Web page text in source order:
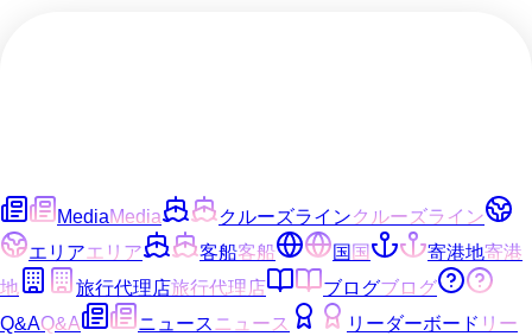
MediaMedia クルーズラインクルーズライン
エリアエリア 客船客船 国国 寄港地寄港
地
旅行代理店旅行代理店 ブログブログ
Q&AQ&A ニュース ニュース リーダーボード リー